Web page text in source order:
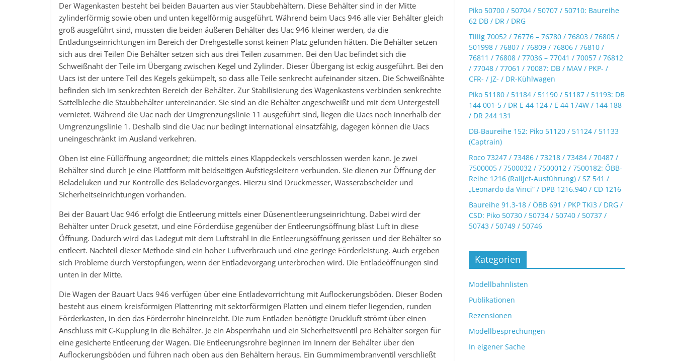
Der Wagenkasten besteht bei beiden Bauarten aus vier Staubbehältern. Diese Behälter sind in der Mitte
zylinderförmig sowie oben und unten kegelförmig ausgeführt. Während beim Uacs 946 alle vier Behälter gleich
groß ausgeführt sind, mussten die beiden äußeren Behälter des Uac 946 kleiner werden, da die
Entladungseinrichtungen im Bereich der Drehgestelle sonst keinen Platz gefunden hätten. Die Behälter setzen
sich aus drei Teilen Die Behälter setzen sich aus drei Teilen zusammen. Bei den Uac befindet sich die
Schweißnaht der Teile im Übergang zwischen Kegel und Zylinder. Dieser Übergang ist eckig ausgeführt. Bei den
Uacs ist der untere Teil des Kegels gekümpelt, so dass alle Teile senkrecht aufeinander sitzen. Die Schweißnähte
befinden sich im senkrechten Bereich der Behälter. Zur Stabilisierung des Wagenkastens verbinden senkrechte
Sattelbleche die Staubbehälter untereinander. Sie sind an die Behälter angeschweißt und mit dem Untergestell
vernietet. Während die Uac nach der Umgrenzungslinie 11 ausgeführt sind, liegen die Uacs noch innerhalb der
Umgrenzungslinie 1. Deshalb sind die Uac nur bedingt international einsatzfähig, dagegen können die Uacs
uneingeschränkt im Ausland verkehren.
Oben ist eine Füllöffnung angeordnet; die mittels eines Klappdeckels verschlossen werden kann. Je zwei
Behälter sind durch je eine Plattform mit beidseitigen Aufstiegsleitern verbunden. Sie dienen zur Öffnung der
Beladeluken und zur Kontrolle des Beladevorganges. Hierzu sind Druckmesser, Wasserabscheider und
Sicherheitseinrichtungen vorhanden.
Bei der Bauart Uac 946 erfolgt die Entleerung mittels einer Düsenentleerungseinrichtung. Dabei wird der
Behälter unter Druck gesetzt, und eine Förderdüse gegenüber der Entleerungsöffnung bläst Luft in diese
Öffnung. Dadurch wird das Ladegut mit dem Luftstrahl in die Entleerungsöffnung gerissen und der Behälter so
entleert. Nachteil dieser Methode sind ein hoher Luftverbrauch und eine geringe Förderleistung. Auch ergeben
sich Probleme durch Verstopfungen, wenn der Entladevorgang unterbrochen wird. Die Entladeöffnungen sind
unten in der Mitte.
Die Wagen der Bauart Uacs 946 verfügen über eine Entladevorrichtung mit Auflockerungsböden. Dieser Boden
besteht aus einem kreisförmigen Plattenring mit sektorförmigen Platten und einem tiefer liegenden, runden
Förderkasten, in den das Förderrohr hineinreicht. Die zum Entladen benötigte Druckluft strömt über einen
Anschluss mit C-Kupplung in die Behälter. Je ein Absperrhahn und ein Sicherheitsventil pro Behälter sorgen für
eine gesicherte Entleerung der Wagen. Die Entleerungsrohre beginnen im Innern der Behälter über den
Auflockerungsböden und führen nach oben aus den Behältern heraus. Ein Gummimembranventil verschließt
Piko 50700 / 50704 / 50707 / 50710: Baureihe
62 DB / DR / DRG
Tillig 70052 / 76776 – 76780 / 76803 / 76805 /
501998 / 76807 / 76809 / 76806 / 76810 /
76811 / 76808 / 77036 – 77041 / 70057 / 76812
/ 77048 / 77061 / 70087: DB / MAV / PKP- /
CFR- / JZ- / DR-Kühlwagen
Piko 51180 / 51184 / 51190 / 51187 / 51193: DB
144 001-5 / DR E 44 124 / E 44 174W / 144 188
/ DR 244 131
DB-Baureihe 152: Piko 51120 / 51124 / 51133
(Captrain)
Roco 73247 / 73486 / 73218 / 73484 / 70487 /
7500005 / 7500032 / 7500012 / 7500182: ÖBB-
Reihe 1216 (Railjet-Ausführung) / SZ 541 /
„Leonardo da Vinci“ / DPB 1216.940 / CD 1216
Baureihe 91.3-18 / ÖBB 691 / PKP TKi3 / DRG /
CSD: Piko 50730 / 50734 / 50740 / 50737 /
50743 / 50749 / 50746
Kategorien
Modellbahnlisten
Publikationen
Rezensionen
Modellbesprechungen
In eigener Sache